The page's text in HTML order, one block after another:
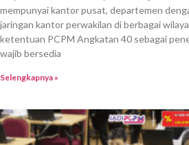
mempunyai kantor pusat, departemen
jaringan kantor perwakilan di berbagai
ketentuan PCPM Angkatan 40 sebagai
wajib bersedia
Selengkapnya »